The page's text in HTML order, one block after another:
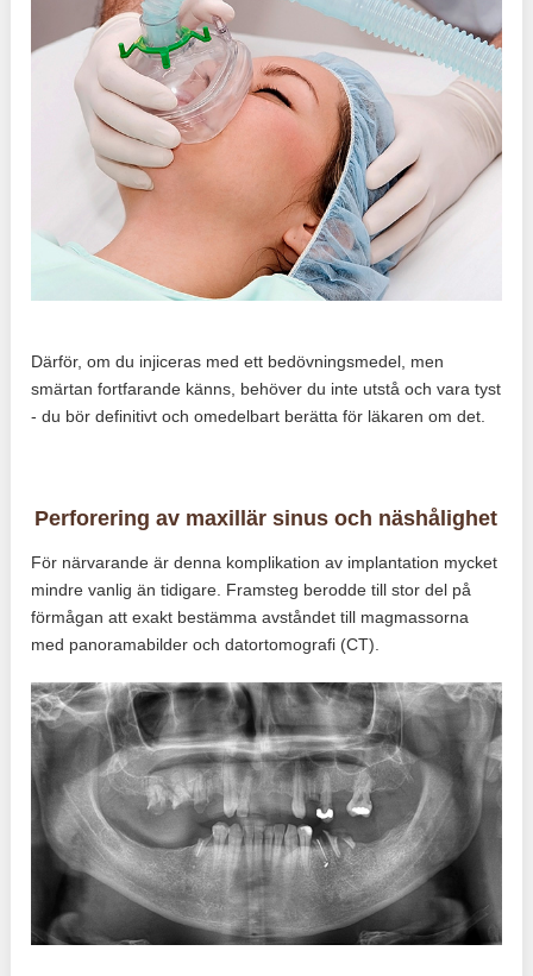
Därför, om du injiceras med ett bedövningsmedel, men
smärtan fortfarande känns, behöver du inte utstå och vara tyst
- du bör definitivt och omedelbart berätta för läkaren om det.
Perforering av maxillär sinus och näshålighet
För närvarande är denna komplikation av implantation mycket
mindre vanlig än tidigare. Framsteg berodde till stor del på
förmågan att exakt bestämma avståndet till magmassorna
med panoramabilder och datortomografi (CT).